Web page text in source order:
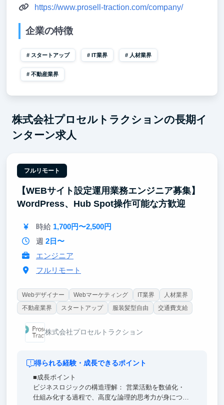
https://www.prosell-traction.com/company/
企業の特徴
スタートアップ IT業界 人材業界
不動産業界
株式会社プロセルトラクションの長期イ
ンターン求人
フルリモート
【WEBサイト設定運用業務エンジニア募集】
WordPress、Hub Spot操作可能な方歓迎
時給 1,700円〜2,500円
週 2日〜
エンジニア
フルリモート
Webデザイナー Webマーケティング IT業界
人材業界
不動産業界
スタートアップ 服装髪型自由 交通費支給
株式会社プロセルトラクション
得られる経験・成長できるポイント
■成長ポイント
ビジネスロジックの構造理解： 営業活動を数値化・
仕組み化する過程で、高度な論理的思考力が身につき